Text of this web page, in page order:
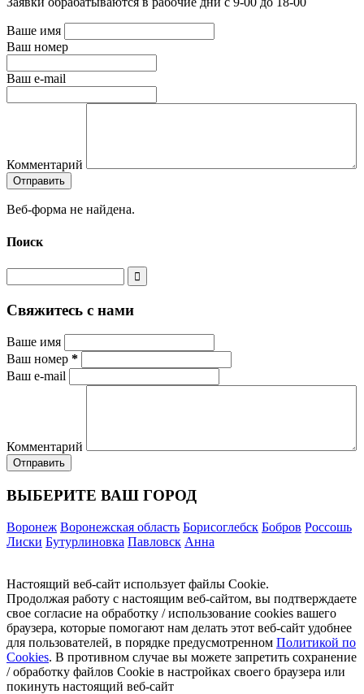
Ваше имя
Ваш номер
Ваш e-mail
Комментарий
Веб-форма не найдена.
Поиск
Свяжитесь с нами
Ваше имя
Ваш номер *
Ваш e-mail
Комментарий
ВЫБЕРИТЕ ВАШ ГОРОД
Воронеж Воронежская область Борисоглебск Бобров Россошь
Лиски Бутурлиновка Павловск Анна
Настоящий веб-сайт использует файлы Cookie.
Продолжая работу с настоящим веб-сайтом, вы подтверждаете
свое согласие на обработку / использование cookies вашего
браузера, которые помогают нам делать этот веб-сайт удобнее
для пользователей, в порядке предусмотренном Политикой по
Cookies. В противном случае вы можете запретить сохранение
/ обработку файлов Cookie в настройках своего браузера или
покинуть настоящий веб-сайт